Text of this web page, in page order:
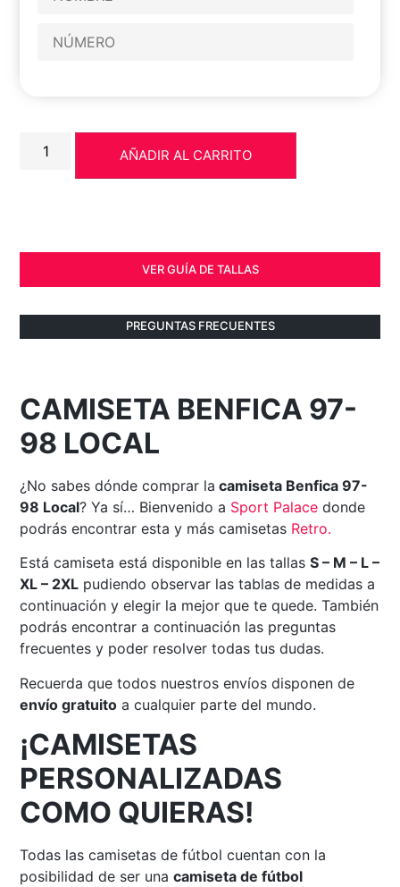
AÑADIR AL CARRITO
VER GUÍA DE TALLAS
PREGUNTAS FRECUENTES
CAMISETA BENFICA 97-
98 LOCAL
¿No sabes dónde comprar la camiseta Benfica 97-
98 Local? Ya sí… Bienvenido a Sport Palace donde
podrás encontrar esta y más camisetas Retro.
Está camiseta está disponible en las tallasS – M – L –
XL – 2XL pudiendo observar las tablas de medidas a
continuación y elegir la mejor que te quede. También
podrás encontrar a continuación las preguntas
frecuentes y poder resolver todas tus dudas.
Recuerda que todos nuestros envíos disponen de
envío gratuito a cualquier parte del mundo.
¡CAMISETAS
PERSONALIZADAS
COMO QUIERAS!
Todas las camisetas de fútbol cuentan con la
posibilidad de ser unacamiseta de fútbol